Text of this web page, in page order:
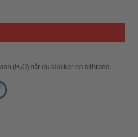
(H₂O) når du slukker en bilbrann.